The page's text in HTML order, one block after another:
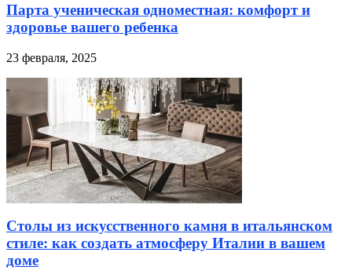
Парта ученическая одноместная: комфорт и
здоровье вашего ребенка
23 февраля, 2025
Столы из искусственного камня в итальянском
стиле: как создать атмосферу Италии в вашем
доме